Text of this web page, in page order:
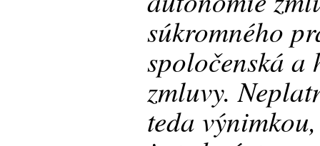
súkromného
spoločenská a
zmluvy.
teda